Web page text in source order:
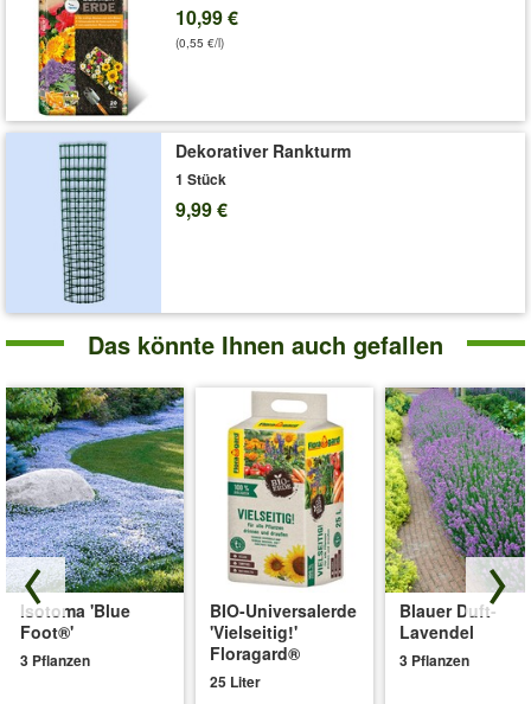
Liefergröße:je im 9x9 cm-Topf
'9er Staudenbeet 'Flower & Nature''
10,99 €
(0,55 €/l)
Dekorativer Rankturm
1 Stück
9,99 €
Das könnte Ihnen auch gefallen
Isotoma 'Blue
Foot®'
3 Pflanzen
BIO-Universalerde
'Vielseitig!'
Floragard®
25 Liter
Blauer Duft-
Lavendel
3 Pflanzen